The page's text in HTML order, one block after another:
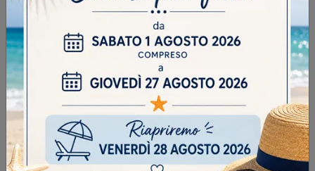
SFOGLIA I NOSTRI CATALOGHI
INVIA